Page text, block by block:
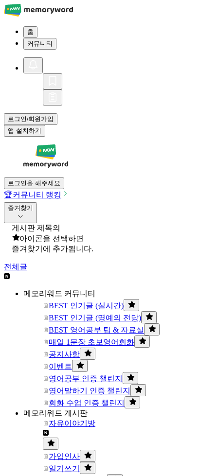
홈
커뮤니티
로그인/회원가입
앱 설치하기
로그인을 해주세요
🏆커뮤니티 랭킹
즐겨찾기
게시판 제목의
아이콘을 선택하면
즐겨찾기에 추가됩니다.
전체글
메모리워드 커뮤니티
BEST 인기글 (실시간)
BEST 인기글 (명예의 전당)
BEST 영어공부 팁 & 자료실
매일 1문장 초보영어회화
공지사항
이벤트
영어공부 인증 챌린지
영어말하기 인증 챌린지
회화 수업 인증 챌린지
메모리워드 게시판
자유이야기방
가입인사
일기쓰기